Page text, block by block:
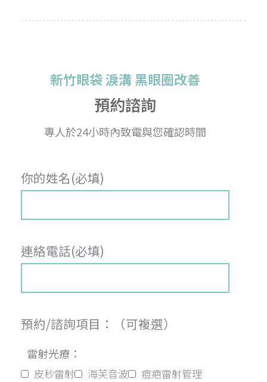
新竹眼袋 淚溝 黑眼圈改善
預約諮詢
專人於24小時內致電與您確認時間
你的姓名(必填)
連絡電話(必填)
預約/諮詢項目：（可複選）
雷射光療：
皮秒雷射 海芙音波
痘疤雷射管理